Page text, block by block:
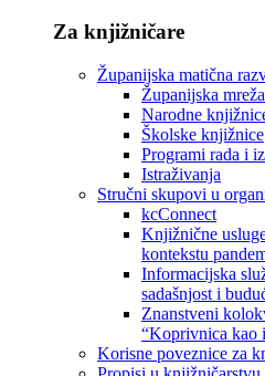
Za knjižničare
Županijska matična
Županijska
Narodne
Školske knjižnice
Programi rada i
Istraživanja
Stručni skupovi u
kcConnect
Knjižnične
kontekstu
Informacijska
sadašnjost i
Znanstveni
“Koprivnica kao
Korisne poveznice za